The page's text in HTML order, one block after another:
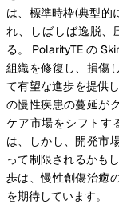
は、標準時枠(典型的
れ、しばしば逸脱、
る。 PolarityTE の
組織を修復し、損傷
て有望な進歩を提供
の慢性疾患の蔓延が
ケア市場をシフトす
は、しかし、開発市
って制限されるかも
歩は、慢性創傷治癒
を期待しています。